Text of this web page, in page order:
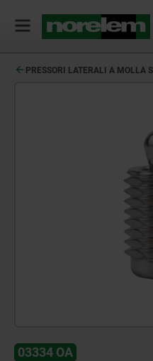
PRESSORI LATERALI A MOLLA
03334 OA